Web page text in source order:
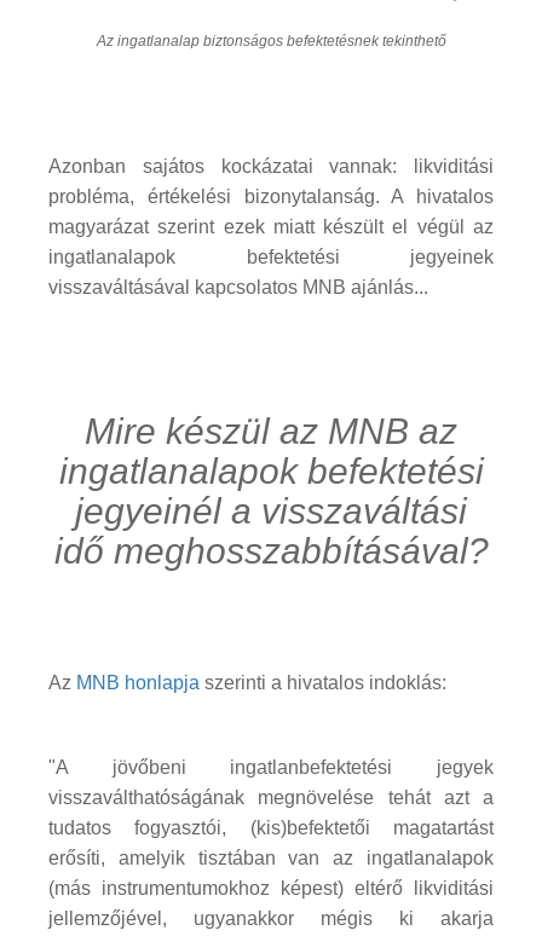
Az ingatlanalap biztonságos befektetésnek tekinthető
Azonban sajátos kockázatai vannak: likviditási
probléma, értékelési bizonytalanság. A hivatalos
magyarázat szerint ezek miatt készült el végül az
ingatlanalapok befektetési jegyeinek
visszaváltásával kapcsolatos MNB ajánlás...
Mire készül az MNB az
ingatlanalapok befektetési
jegyeinél a visszaváltási
idő meghosszabbításával?
Az MNB honlapja szerinti a hivatalos indoklás:
"A jövőbeni ingatlanbefektetési jegyek
visszaválthatóságának megnövelése tehát azt a
tudatos fogyasztói, (kis)befektetői magatartást
erősíti, amelyik tisztában van az ingatlanalapok
(más instrumentumokhoz képest) eltérő likviditási
jellemzőjével, ugyanakkor mégis ki akarja